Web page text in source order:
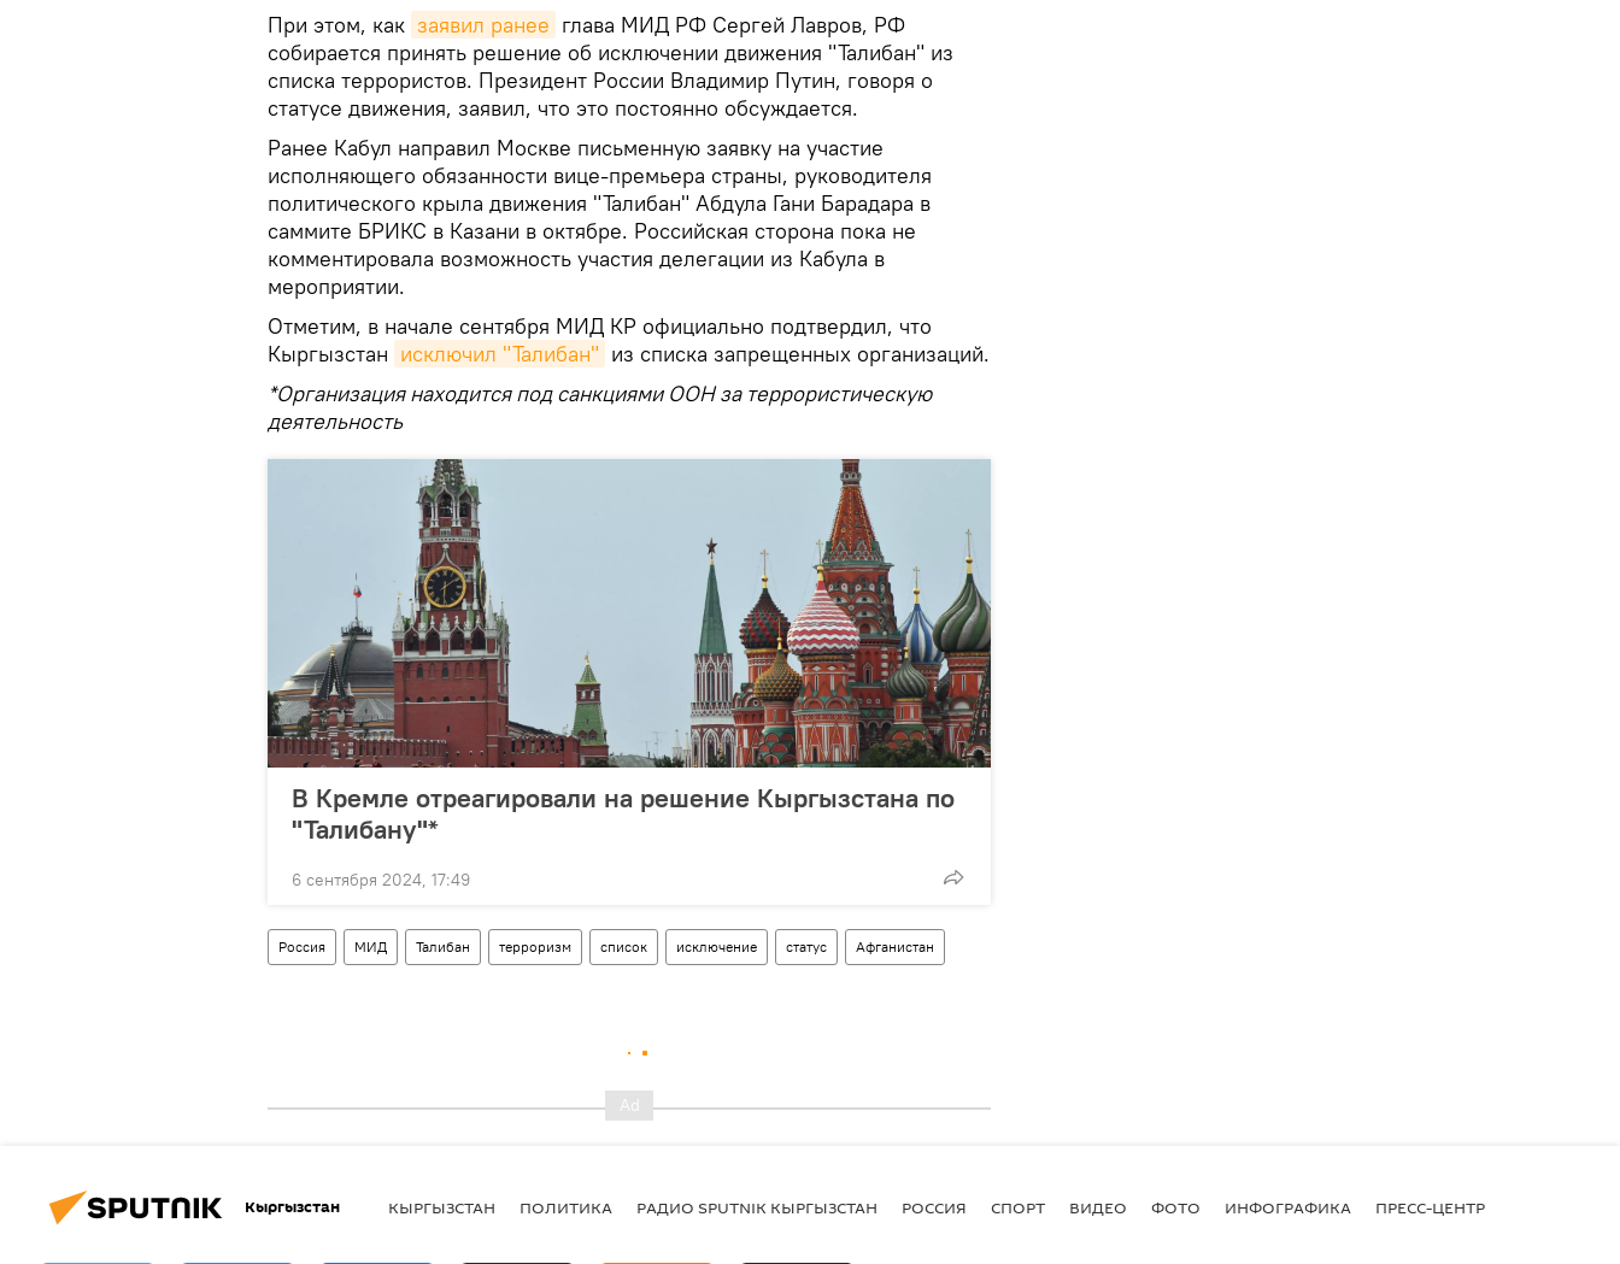
При этом, как заявил ранее глава МИД РФ Сергей Лавров, РФ
собирается принять решение об исключении движения "Талибан" из
списка террористов. Президент России Владимир Путин, говоря о
статусе движения, заявил, что это постоянно обсуждается.
Ранее Кабул направил Москве письменную заявку на участие
исполняющего обязанности вице-премьера страны, руководителя
политического крыла движения "Талибан" Абдула Гани Барадара в
саммите БРИКС в Казани в октябре. Российская сторона пока не
комментировала возможность участия делегации из Кабула в
мероприятии.
Отметим, в начале сентября МИД КР официально подтвердил, что
Кыргызстан исключил "Талибан" из списка запрещенных организаций.
*Организация находится под санкциями ООН за террористическую
деятельность
В Кремле отреагировали на решение Кыргызстана по
"Талибану"*
6 сентября 2024, 17:49
Россия МИД Талибан терроризм список исключение статус Афганистан
Кыргызстан КЫРГЫЗСТАН ПОЛИТИКА РАДИО SPUTNIK КЫРГЫЗСТАН РОССИЯ СПОРТ ВИДЕО ФОТО ИНФОГРАФИКА ПРЕСС-ЦЕНТР